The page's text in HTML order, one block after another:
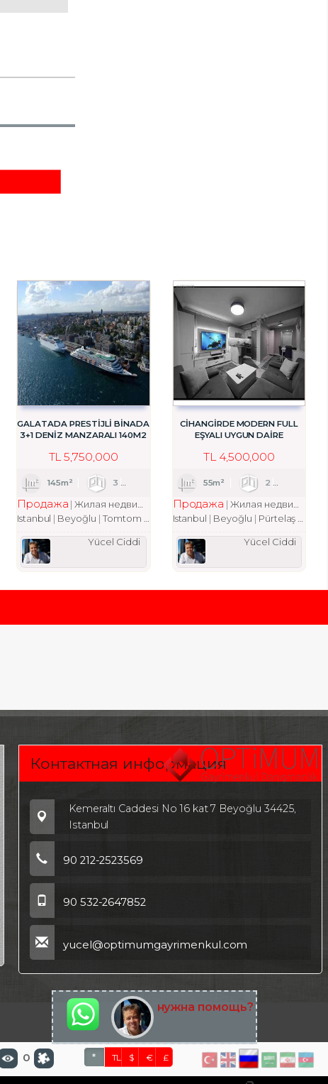
1
квартира
GALATADA PRESTİJLİ BİNADA
3+1 DENİZ MANZARALI 140M2
TL 5,750,000
145m² 3 1
Продажа Жилая недвижимость
квартира
Istanbul
Beyoğlu Tomtom Mah.
Yücel Ciddi
CİHANGİRDE MODERN FULL
EŞYALI UYGUN DAİRE
TL 4,500,000
55m² 2
Продажа
Жилая недвижимость
Istanbul
Beyoğlu Pürtelaş Hasan Efendi Mah.
Yücel Ciddi
Контактная информация
Kemeraltı Caddesi No 16 kat 7 Beyoğlu 34425,
Istanbul
90 212-2523569
90 532-2647852
yucel@optimumgayrimenkul.com
нужна помощь?
0 * TL $ € £